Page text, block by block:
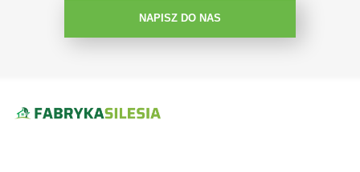
NAPISZ DO NAS